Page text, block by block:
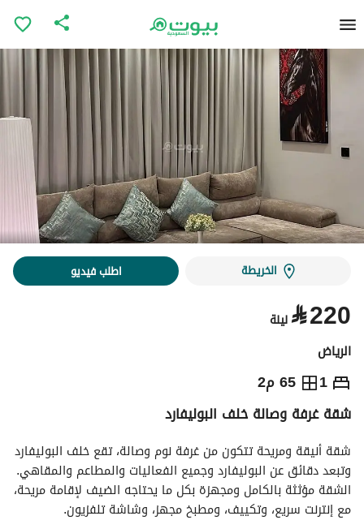
الخريطة اطلب فيديو
⃁220 ليلة
الرياض
1 65 م2 ⃁
220يومياً
السياحة الاماكن القريبة
شقة غرفة وصالة خلف البوليفارد
وتبعد دقائق عن البوليفارد وجميع الفعاليات والمطاعم والمقاهي.
مع إنترنت سريع، وتكييف، ومطبخ مجهز، وشاشة تلفزيون.